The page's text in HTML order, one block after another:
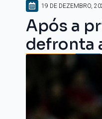
19 DE DEZEMBRO,
Após a
defronta